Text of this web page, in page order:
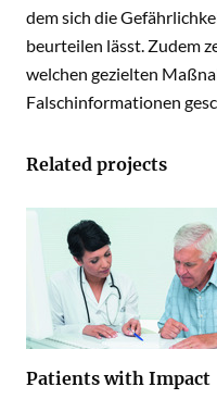
dem sich die
beurteilen lässt. Zudem
welchen gezielten
Falschinformationen
Related projects
Patients with Impact